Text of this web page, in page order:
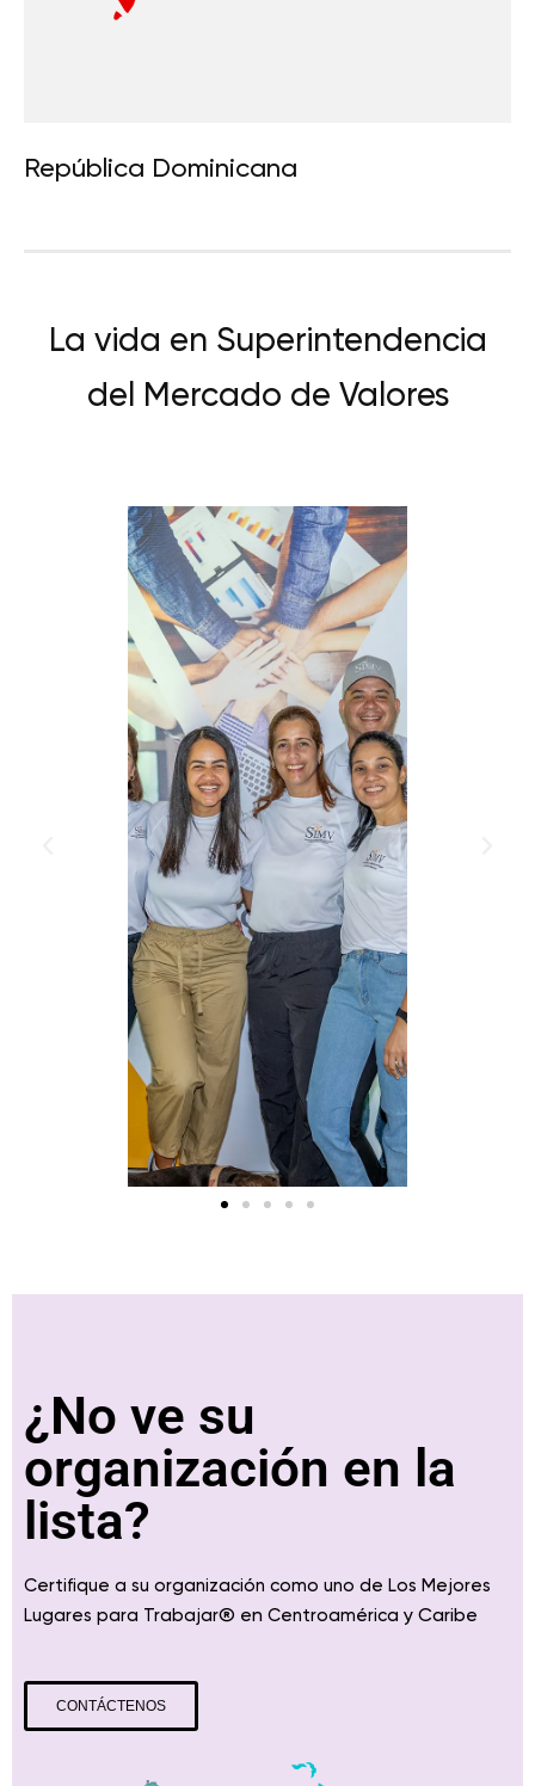
República Dominicana
La vida en Superintendencia
del Mercado de Valores
¿No ve su
organización en la
lista?
Certifique a su organización como uno de Los Mejores
Lugares para Trabajar® en Centroamérica y Caribe
CONTÁCTENOS